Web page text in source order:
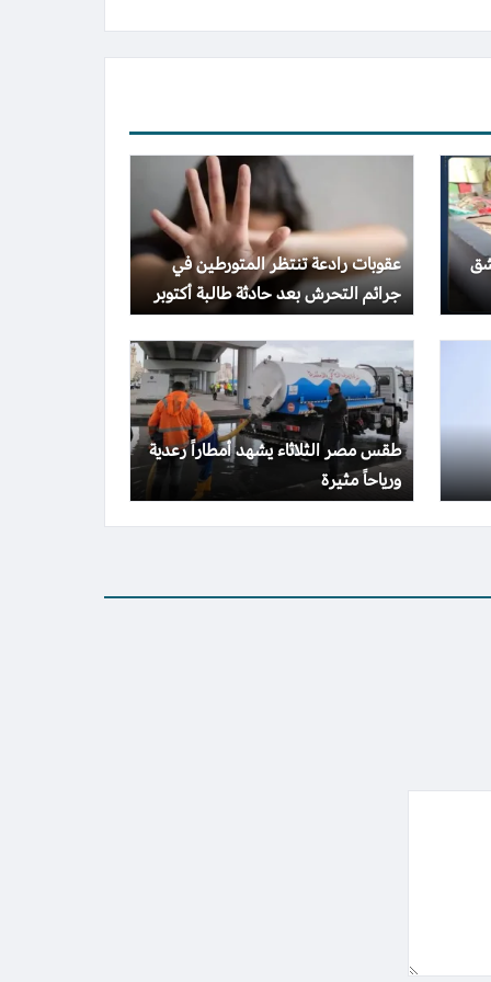
عقوبات رادعة تنتظر المتورطين في
جرائم التحرش بعد حادثة طالبة أكتوبر
طقس مصر الثلاثاء يشهد أمطاراً رعدية
ورياحاً مثيرة